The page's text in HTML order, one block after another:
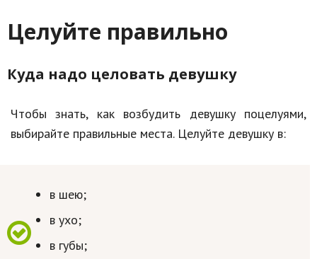
Целуйте правильно
Куда надо целовать девушку
Чтобы знать, как возбудить девушку поцелуями,
выбирайте правильные места. Целуйте девушку в:
в шею;
в ухо;
в губы;